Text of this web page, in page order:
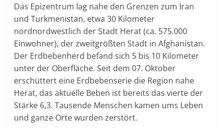
Das Epizentrum lag nahe den Grenzen zum Iran
und Turkmenistan, etwa 30 Kilometer
nordnordwestlich der Stadt Herat (ca. 575.000
Einwohner), der zweitgrößten Stadt in Afghanistan.
Der Erdbebenherd befand sich 5 bis 10 Kilometer
unter der Oberfläche. Seit dem 07. Oktober
erschüttert eine Erdbebenserie die Region nahe
Herat, das aktuelle Beben ist bereits das vierte der
Stärke 6,3. Tausende Menschen kamen ums Leben
und ganze Orte wurden zerstört.